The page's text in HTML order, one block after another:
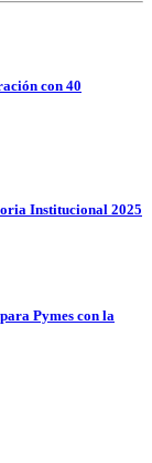
con 40
Institucional 2025
Pymes con la